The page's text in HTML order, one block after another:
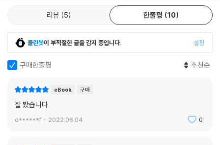
리뷰 5 한줄평 10
클린봇이 부적절한 글을 감지 중입니다. 설정
구매한줄평 추천순
eBook 구매
잘 봤습니다
d******f 2022.08.04. 0